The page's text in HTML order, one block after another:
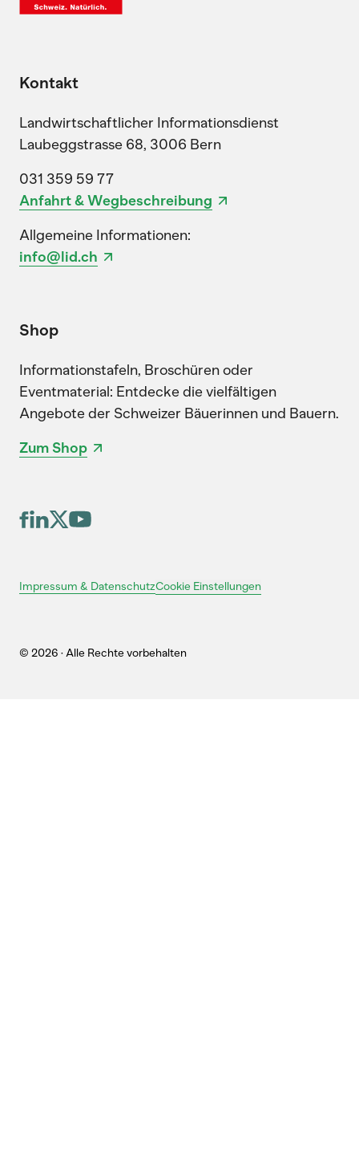
Kontakt
Landwirtschaftlicher Informationsdienst
Laubeggstrasse 68, 3006 Bern
031 359 59 77
Anfahrt & Wegbeschreibung
Allgemeine Informationen:
info@lid.ch
Shop
Informationstafeln, Broschüren oder
Eventmaterial: Entdecke die vielfältigen
Angebote der Schweizer Bäuerinnen und Bauern.
Zum Shop
Impressum & DatenschutzCookie Einstellungen
© 2026 · Alle Rechte vorbehalten